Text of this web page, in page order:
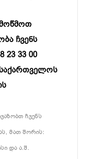
ჩვენს
23 33 00
ჩვენს
მათ შორის:
და ა.შ.